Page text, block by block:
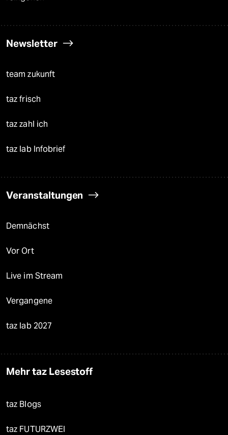
Newsletter
team zukunft
taz frisch
taz zahl ich
taz lab Infobrief
Veranstaltungen
Demnächst
Vor Ort
Live im Stream
Vergangene
taz lab 2027
Mehr taz Lesestoff
taz Blogs
taz FUTURZWEI